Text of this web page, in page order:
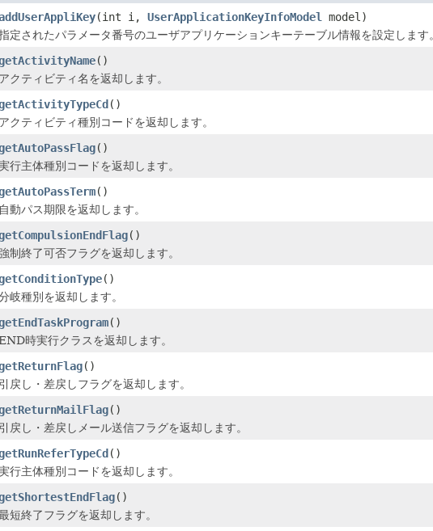
(int i, UserApplicationKeyInfoModel
model)
定されたパラメータ番号のユーザアプリケーションキーテーブル情報を設定します
()
アクティビティ名を返却します。
()
アクティビティ種別コードを返却します。
()
行主体種別コードを返却します。
()
自動パス期限を返却します。
()
制終了可否フラグを返却します。
()
岐種別を返却します。
()
時実行クラスを返却します。
()
引戻し・差戻しフラグを返却します。
()
引戻し・差戻しメール送信フラグを返却します。
()
行主体種別コードを返却します。
()
短終了フラグを返却します。